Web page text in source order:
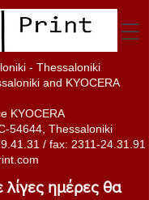
- Thessaloniki
and KYOCERA
KYOCERA
54644, Thessaloniki
/ fax: 2311-24.31.91
ημέρες θα